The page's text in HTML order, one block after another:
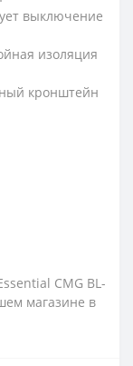
выключение
изоляция
кронштейн
CMG BL-
магазине в